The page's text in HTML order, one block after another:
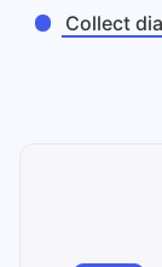
Collect